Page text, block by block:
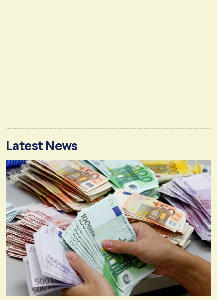
Latest News